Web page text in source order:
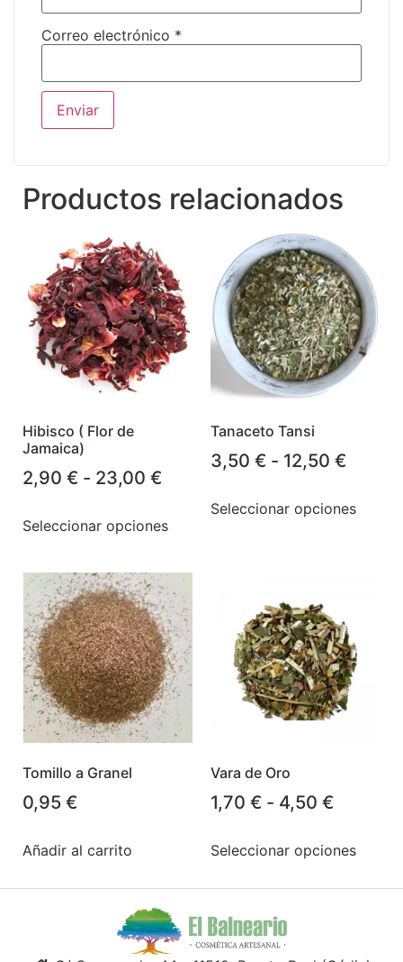
Correo electrónico *
Productos relacionados
Hibisco ( Flor de
Jamaica)
2,90 € - 23,00 €
Seleccionar opciones
Tanaceto Tansi
3,50 € - 12,50 €
Seleccionar opciones
Tomillo a Granel
0,95 €
Añadir al carrito
Vara de Oro
1,70 € - 4,50 €
Seleccionar opciones